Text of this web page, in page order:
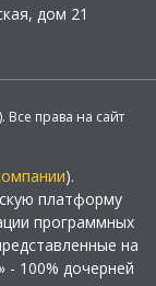
дом 21
права на сайт
).
платформу
программных
на
100% дочерней